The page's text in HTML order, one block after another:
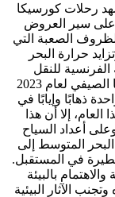
رحلات كورسيكا
على سير العروض
الصعبة التي
حرارة البحر
للنقل
البحري للمسافرين كورسيكا لينيا، عن برنامجها الصيفي لعام 2023
ذهابًا وإيابًا في
إلا أن هذا
أعداد السياح
المتوسط إلى
خطيرة في المستقبل.
بالبيئة
الآثار البيئية